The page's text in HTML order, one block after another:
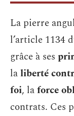
La pierre
l’article 1134
grâce à ses
laliberté
foi, laforce
contrats. Ces